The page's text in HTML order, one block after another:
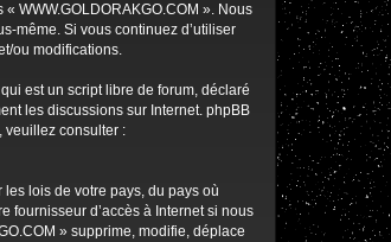
WWW.GOLDORAKGO.COM ». Nous
même. Si vous continuez d’utiliser
ou modifications.
est un script libre de forum, déclaré
les discussions sur Internet. phpBB
veuillez consulter :
lois de votre pays, du pays où
fournisseur d’accès à Internet si nous
» supprime, modifie, déplace